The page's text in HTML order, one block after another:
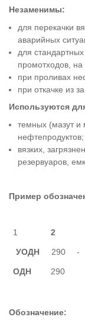
Незаменимы:
для перекачки
аварийных
для
промотходов,
при проливах
при откачке из
Используются
темных (мазут и
нефтепродуктов;
вязких,
резервуаров,
Пример
1 2
УОДН 290 -
ОДН 290
Обозначение: